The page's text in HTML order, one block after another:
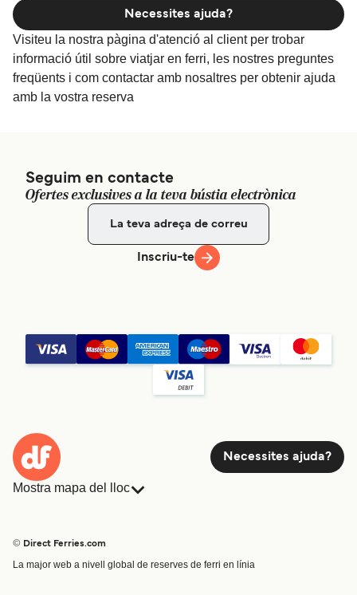
Visiteu la nostra pàgina d'atenció al client per trobar
informació útil sobre viatjar en ferri, les nostres preguntes
freqüents i com contactar amb nosaltres per obtenir ajuda
amb la vostra reserva
Necessites ajuda?
Seguim en contacte
Ofertes exclusives a la teva bústia electrònica
Inscriu-te
Necessites ajuda?
Mostra mapa del lloc
Països
© Direct Ferries.com
La major web a nivell global de reserves de ferri en línia